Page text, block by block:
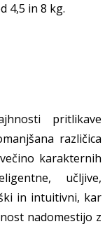
4,5 in 8 kg.
pritlikave
različica
karakternih
učljive,
in intuitivni, kar
nadomestijo z